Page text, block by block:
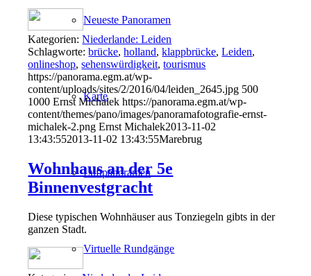
Neueste Panoramen
Karte
Luftpanoramen
Virtuelle Rundgänge
Kategorien:Niederlande: Leiden
Schlagworte:brücke,holland,klappbrücke,Leiden,
onlineshop,sehenswürdigkeit,tourismus
https://panorama.egm.at/wp-
content/uploads/sites/2/2016/04/leiden_2645.jpg 500
1000 Ernst Michalek https://panorama.egm.at/wp-
content/themes/pano/images/panoramafotografie-ernst-
michalek-2.png Ernst Michalek2013-11-02
13:43:552013-11-02 13:43:55Marebrug
Wohnhaus an der 5e
Binnenvestgracht
Diese typischen Wohnhäuser aus Tonziegeln gibts in der
ganzen Stadt.